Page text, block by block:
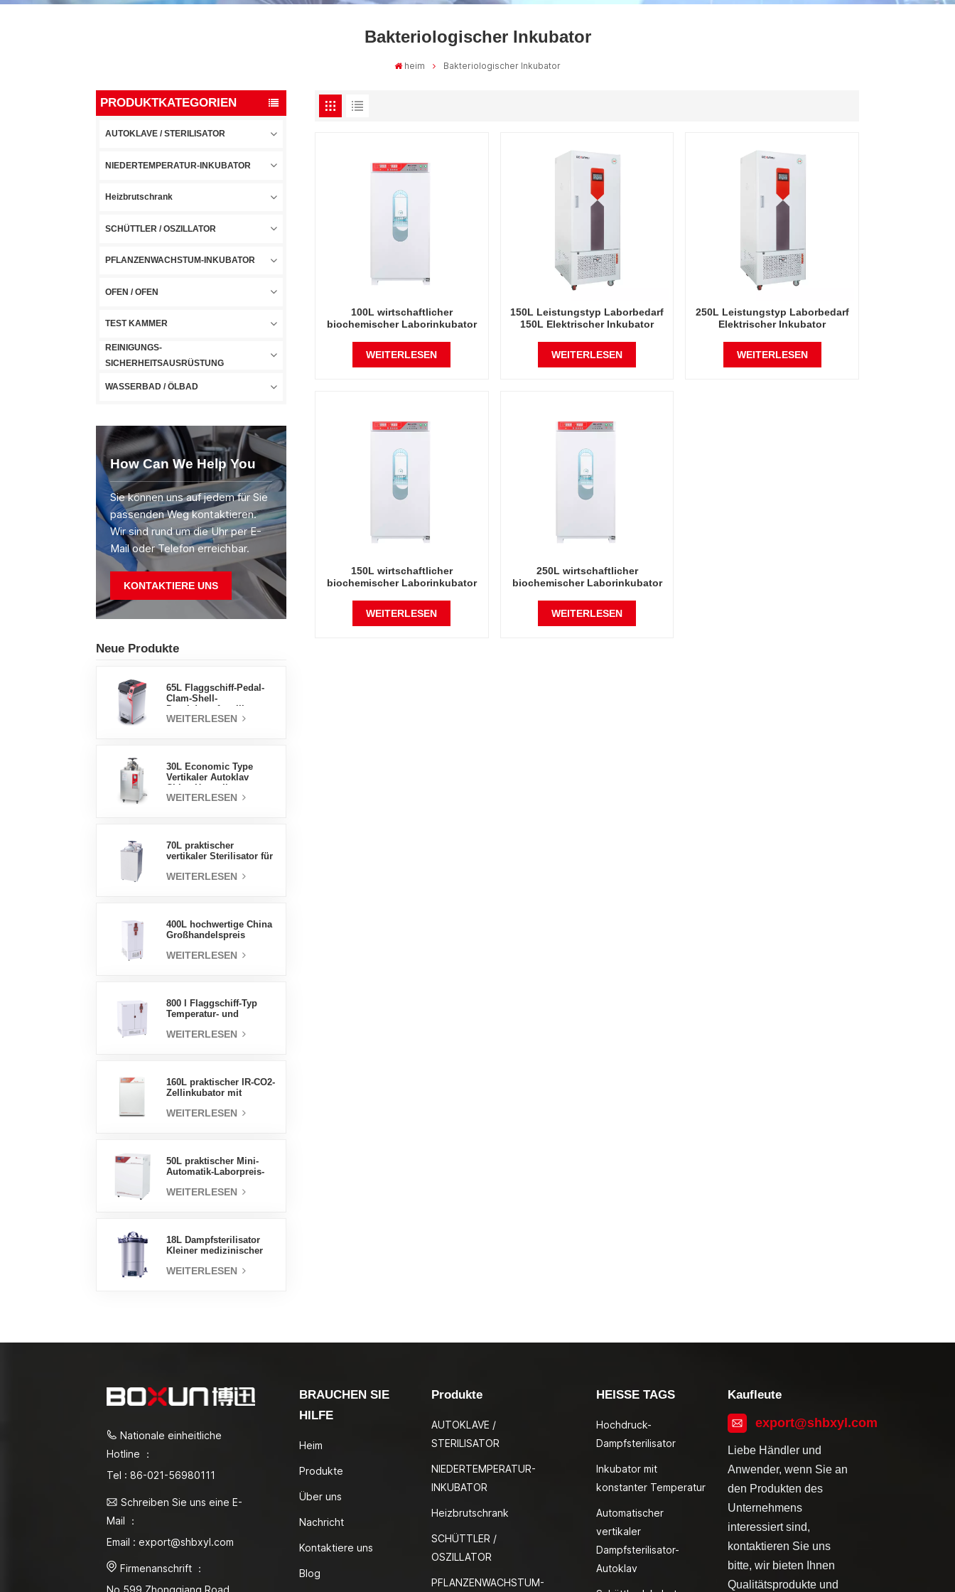
Bakteriologischer Inkubator
heim Bakteriologischer Inkubator
PRODUKTKATEGORIEN
AUTOKLAVE / STERILISATOR
NIEDERTEMPERATUR-INKUBATOR
Heizbrutschrank
SCHÜTTLER / OSZILLATOR
PFLANZENWACHSTUM-INKUBATOR
OFEN / OFEN
TEST KAMMER
REINIGUNGS-
SICHERHEITSAUSRÜSTUNG
WASSERBAD / ÖLBAD
How Can We Help You
Sie können uns auf jedem für Sie
passenden Weg kontaktieren.
Wir sind rund um die Uhr per E-
Mail oder Telefon erreichbar.
KONTAKTIERE UNS
Neue Produkte
65L Flaggschiff-Pedal-
Clam-Shell-
Fabrik
WEITERLESEN
30L Economic Type
Vertikaler Autoklav
Druckdampfsterilisator
WEITERLESEN
70L praktischer
vertikaler Sterilisator für
Design,
WEITERLESEN
400L hochwertige China
Großhandelspreis
Luftfeuchtigkeit stabile
WEITERLESEN
800 l Flaggschiff-Typ
Temperatur- und
Inkubatorkammer,
WEITERLESEN
160L praktischer IR-CO2-
Zellinkubator mit
professionelle Fabrik-
WEITERLESEN
50L praktischer Mini-
Automatik-Laborpreis-
WEITERLESEN
18L Dampfsterilisator
Kleiner medizinischer
Autoklav
WEITERLESEN
100L wirtschaftlicher
biochemischer Laborinkubator
elektrische Inkubatoren,
Laborinstrumenten-
WEITERLESEN
150L Leistungstyp Laborbedarf
150L Elektrischer Inkubator
mit konstanter Temperatur und
Luftfeuchtigkeit
WEITERLESEN
250L Leistungstyp Laborbedarf
Elektrischer Inkubator
für Temperatur und
Luftfeuchtigkeit
WEITERLESEN
150L wirtschaftlicher
biochemischer Laborinkubator
elektrische Inkubatoren,
Laborinstrumenten-
WEITERLESEN
250L wirtschaftlicher
biochemischer Laborinkubator
elektrische Inkubatoren,
Laborinstrumenten-
WEITERLESEN
Nationale einheitliche
Hotline ：
Tel : 86-021-56980111
Schreiben Sie uns eine E-
Mail ：
Email : export@shbxyl.com
Firmenanschrift ：
BRAUCHEN SIE
HILFE
Heim
Produkte
Über uns
Nachricht
Kontaktiere uns
Blog
Produkte
AUTOKLAVE /
STERILISATOR
NIEDERTEMPERATUR-
INKUBATOR
Heizbrutschrank
SCHÜTTLER /
OSZILLATOR
PFLANZENWACHSTUM-
HEISSE TAGS
Hochdruck-
Dampfsterilisator
Inkubator mit
konstanter Temperatur
Automatischer
vertikaler
Dampfsterilisator-
Autoklav
Kaufleute
export@shbxyl.com
Liebe Händler und
Anwender, wenn Sie an
den Produkten des
Unternehmens
interessiert sind,
kontaktieren Sie uns
bitte, wir bieten Ihnen
Qualitätsprodukte und